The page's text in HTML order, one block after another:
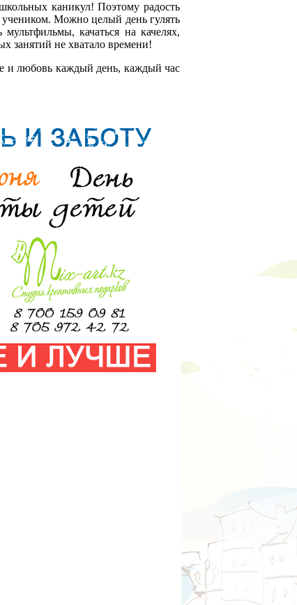
каникул! Поэтому радость
Можно целый день гулять
качаться на качелях,
занятий не хватало времени!
и любовь каждый день, каждый час